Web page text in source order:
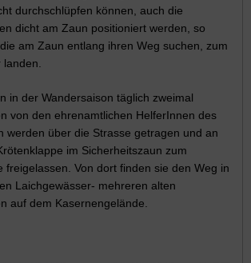
durchschlüpfen können, auch die
dicht am Zaun positioniert werden, so
am Zaun entlang ihren Weg suchen, zum
in der Wandersaison täglich zweimal
von den ehrenamtlichen HelferInnen des
werden über die Strasse getragen und an
im Sicherheitszaun zum
freigelassen. Von dort finden sie den Weg in
Laichgewässer- mehreren alten
auf dem Kasernengelände.